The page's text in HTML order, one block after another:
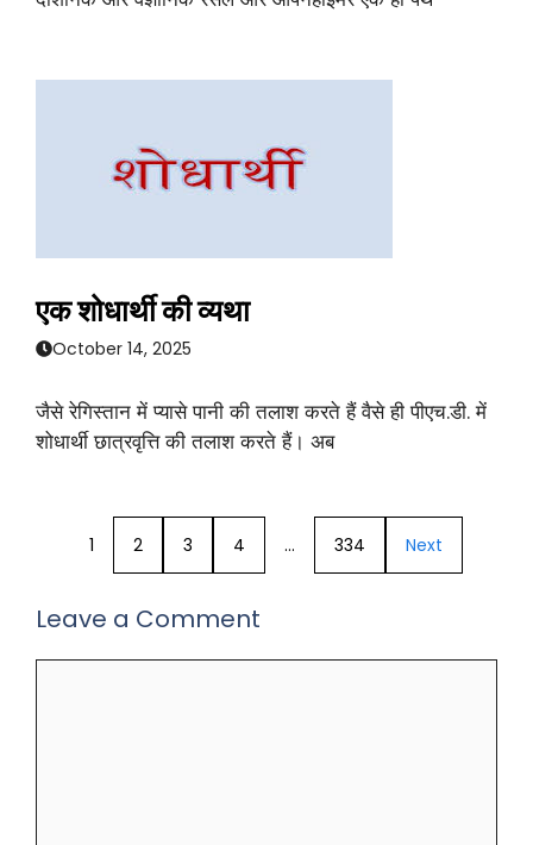
एक शोधार्थी की व्यथा
October 14, 2025
जैसे रेगिस्तान में प्यासे पानी की तलाश करते हैं वैसे ही पीएच.डी. में
शोधार्थी छात्रवृत्ति की तलाश करते हैं। अब
1 2 3 4 … 334 Next
Leave a Comment